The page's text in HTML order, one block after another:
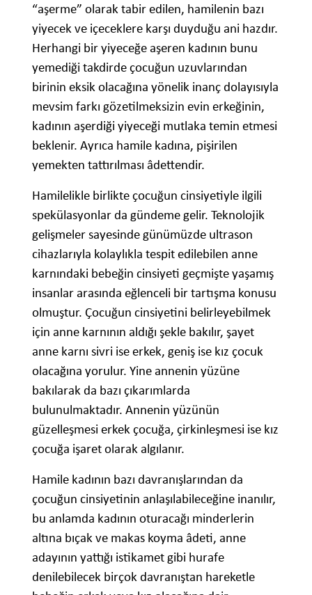
“aşerme” olarak tabir edilen, hamilenin bazı
yiyecek ve içeceklere karşı duyduğu ani hazdır.
Herhangi bir yiyeceğe aşeren kadının bunu
yemediği takdirde çocuğun uzuvlarından
birinin eksik olacağına yönelik inanç dolayısıyla
mevsim farkı gözetilmeksizin evin erkeğinin,
kadının aşerdiği yiyeceği mutlaka temin etmesi
beklenir. Ayrıca hamile kadına, pişirilen
yemekten tattırılması âdettendir.
Hamilelikle birlikte çocuğun cinsiyetiyle ilgili
spekülasyonlar da gündeme gelir. Teknolojik
gelişmeler sayesinde günümüzde ultrason
cihazlarıyla kolaylıkla tespit edilebilen anne
karnındaki bebeğin cinsiyeti geçmişte yaşamış
insanlar arasında eğlenceli bir tartışma konusu
olmuştur. Çocuğun cinsiyetini belirleyebilmek
için anne karnının aldığı şekle bakılır, şayet
anne karnı sivri ise erkek, geniş ise kız çocuk
olacağına yorulur. Yine annenin yüzüne
bakılarak da bazı çıkarımlarda
bulunulmaktadır. Annenin yüzünün
güzelleşmesi erkek çocuğa, çirkinleşmesi ise kız
çocuğa işaret olarak algılanır.
Hamile kadının bazı davranışlarından da
çocuğun cinsiyetinin anlaşılabileceğine inanılır,
bu anlamda kadının oturacağı minderlerin
altına bıçak ve makas koyma âdeti, anne
adayının yattığı istikamet gibi hurafe
denilebilecek birçok davranıştan hareketle